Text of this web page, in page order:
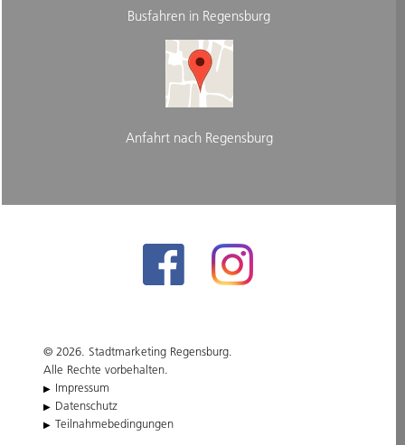
Busfahren in Regensburg
Anfahrt nach Regensburg
© 2026. Stadtmarketing Regensburg.
Alle Rechte vorbehalten.
Impressum
Datenschutz
Teilnahmebedingungen